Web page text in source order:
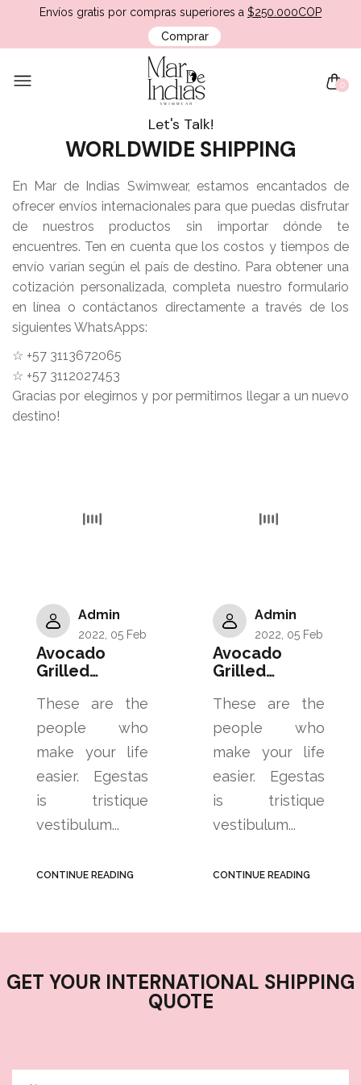
Envíos gratis por compras superiores a $250.000COP
Comprar
0
Let's Talk!
WORLDWIDE SHIPPING
En Mar de Indias Swimwear, estamos encantados de
ofrecer envíos internacionales para que puedas disfrutar
de nuestros productos sin importar dónde te
encuentres. Ten en cuenta que los costos y tiempos de
envío varían según el país de destino. Para obtener una
cotización personalizada, completa nuestro formulario
en línea o contáctanos directamente a través de los
siguientes WhatsApps:
☆ +57 3113672065
☆ +57 3112027453
Gracias por elegirnos y por permitirnos llegar a un nuevo
destino!
Admin
2022 05 Feb
Avocado
Grilled
In Nutrients
For The Body
These are the
people who
make your life
easier. Egestas
is tristique
vestibulum...
CONTINUE READING
Admin
2022 05 Feb
Avocado
Grilled
In Nutrients
For The Body
These are the
people who
make your life
easier. Egestas
is tristique
vestibulum...
CONTINUE READING
GET YOUR INTERNATIONAL SHIPPING
QUOTE